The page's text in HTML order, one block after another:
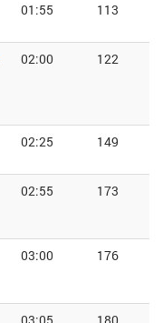
01:55 113
02:00 122
02:25 149
02:55 173
03:00 176